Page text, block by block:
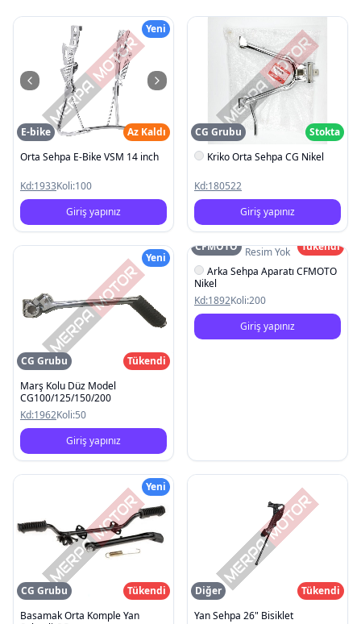
Yeni
E-bike
Az Kaldı
Orta Sehpa E-Bike VSM 14 inch
Kd:1933Koli:100
Giriş yapınız
CG Grubu
Stokta
Kriko Orta Sehpa CG Nikel
Kd:180522
Giriş yapınız
Yeni
CG Grubu
Tükendi
Marş Kolu Düz Model
CG100/125/150/200
Kd:1962Koli:50
Giriş yapınız
Resim Yok
CFMOTO
Tükendi
Arka Sehpa Aparatı CFMOTO
Nikel
Kd:1892Koli:200
Giriş yapınız
Yeni
CG Grubu
Tükendi
Basamak Orta Komple Yan
Diğer
Tükendi
Yan Sehpa 26" Bisiklet